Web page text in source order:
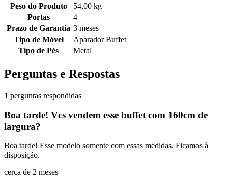
Peso do Produto
54,00 kg
Portas
4
Prazo de Garantia 3 meses
Tipo de Móvel
Aparador Buffet
Tipo de Pés
Metal
Perguntas e Respostas
1 perguntas respondidas
Boa tarde! Vcs vendem esse buffet com 160cm de
largura?
Boa tarde! Esse modelo somente com essas medidas. Ficamos à
disposição.
cerca de 2 meses